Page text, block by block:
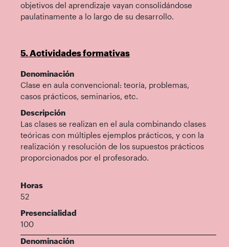
objetivos del aprendizaje vayan consolidándose
paulatinamente a lo largo de su desarrollo.
5. Actividades formativas
Denominación
Clase en aula convencional: teoría, problemas,
casos prácticos, seminarios, etc.
Descripción
Las clases se realizan en el aula combinando clases
teóricas con múltiples ejemplos prácticos, y con la
realización y resolución de los supuestos prácticos
proporcionados por el profesorado.
Horas
52
Presencialidad
100
Denominación